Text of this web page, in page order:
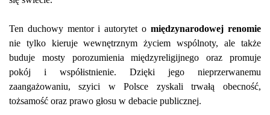
Ten duchowy mentor i autorytet o międzynarodowej renomie
nie tylko kieruje wewnętrznym życiem wspólnoty, ale także
buduje mosty porozumienia międzyreligijnego oraz promuje
pokój i współistnienie. Dzięki jego nieprzerwanemu
zaangażowaniu, szyici w Polsce zyskali trwałą obecność,
tożsamość oraz prawo głosu w debacie publicznej.